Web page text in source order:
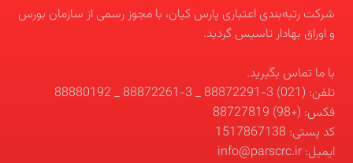
شرکت رتبه‌بندی اعتباری پارس کیان، با مجوز رسمی از سازمان بورس
و اوراق بهادار تاسیس گردید.
با ما تماس بگیرید.
تلفن: (021) 3-88872291 _ 3-88872261 _ 88880192
فکس: (+98) 88727819
کد پستی: 1517867138
ایمیل: info@parscrc.ir